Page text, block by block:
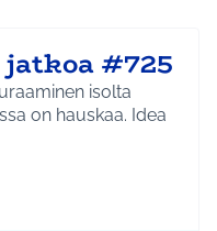
#725
isolta
hauskaa. Idea
Tuusula